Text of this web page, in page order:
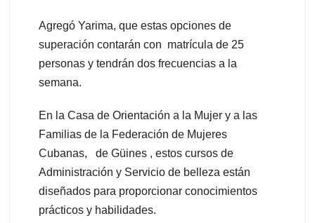
Agregó Yarima, que estas opciones de
superación contarán con matrícula de 25
personas y tendrán dos frecuencias a la
semana.
En la Casa de Orientación a la Mujer y a las
Familias de la Federación de Mujeres
Cubanas, de Güines , estos cursos de
Administración y Servicio de belleza están
diseñados para proporcionar conocimientos
prácticos y habilidades.